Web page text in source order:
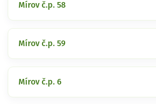
Mírov č.p. 58
Mírov č.p. 59
Mírov č.p. 6